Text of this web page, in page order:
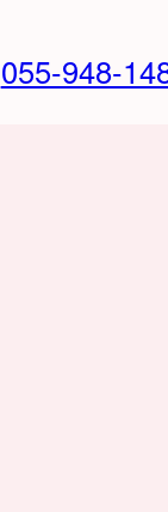
055-948-